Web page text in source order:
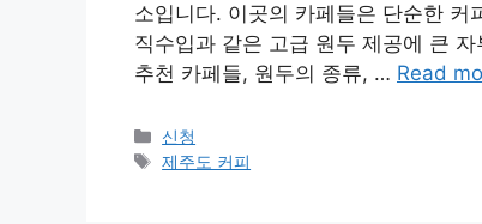
소입니다. 이곳의 카페들은 단순한
직수입과 같은 고급 원두 제공에 큰
추천 카페들, 원두의 종류, … Read
Categories
신청
Tags
제주도 커피